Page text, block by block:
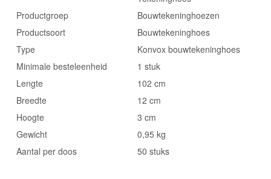
Productgroep
Bouwtekeninghoezen
Productsoort
Bouwtekeninghoes
Type
Konvox bouwtekeninghoes
Minimale besteleenheid
1 stuk
Lengte
102 cm
Breedte
12 cm
Hoogte
3 cm
Gewicht
0,95 kg
Aantal per doos
50 stuks